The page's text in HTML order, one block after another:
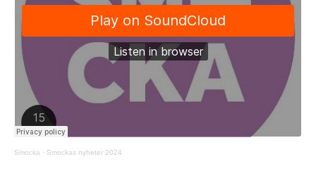
Smocka · Smockas nyheter 2024